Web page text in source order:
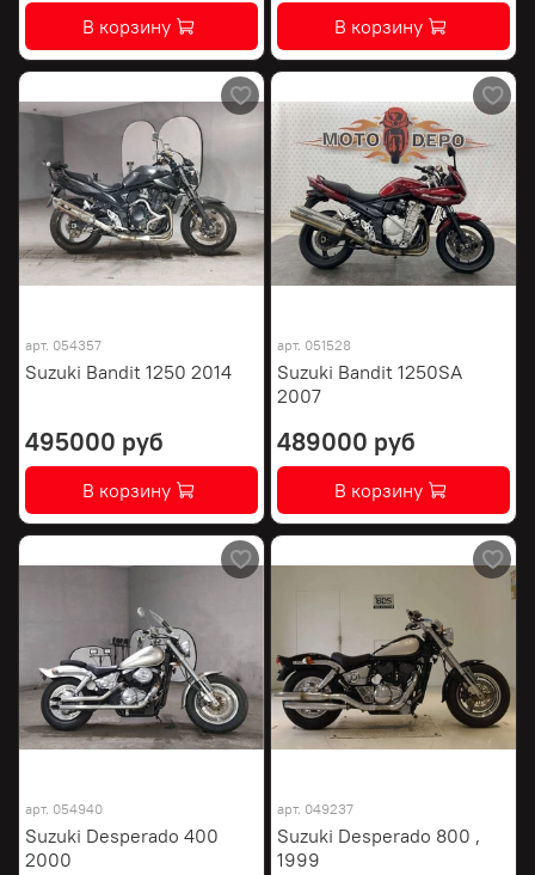
В корзину В корзину
арт. 054357
Suzuki Bandit 1250 2014
495000 руб
В корзину
арт. 051528
Suzuki Bandit 1250SA
2007
489000 руб
В корзину
арт. 054940
Suzuki Desperado 400
2000
арт. 049237
Suzuki Desperado 800 ,
1999